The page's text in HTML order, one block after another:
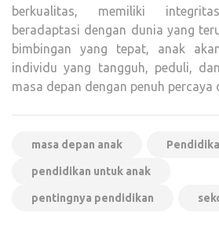
berkualitas, memiliki
beradaptasi dengan dunia yang
bimbingan yang tepat, anak
individu yang tangguh, peduli,
masa depan dengan penuh percaya
masa depan anak
pendidikan untuk anak
pentingnya pendidikan